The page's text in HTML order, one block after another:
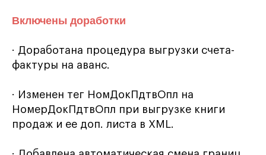
Включены доработки
· Доработана процедура выгрузки счета-
фактуры на аванс.
· Изменен тег НомДокПдтвОпл на
НомерДокПдтвОпл при выгрузке книги
продаж и ее доп. листа в XML.